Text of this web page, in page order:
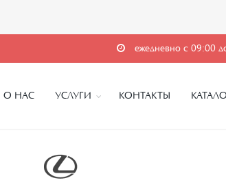
ежедневно с 09:00
О НАС УСЛУГИ КОНТАКТЫ